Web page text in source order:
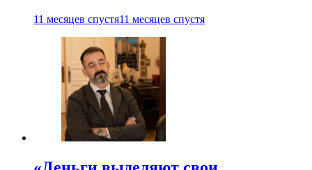
11 месяцев спустя11 месяцев спустя